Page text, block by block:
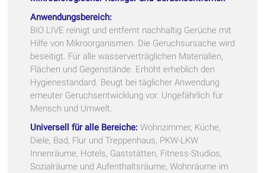
Anwendungsbereich:
BIO LIVE reinigt und entfernt nachhaltig Gerüche mit
Hilfe von Mikroorganismen. Die Geruchsursache wird
beseitigt. Für alle wasserverträglichen Materialien,
Flächen und Gegenstände. Erhöht erheblich den
Hygienestandard. Beugt bei täglicher Anwendung
erneuter Geruchsentwicklung vor. Ungefährlich für
Mensch und Umwelt.
Universell für alle Bereiche: Wohnzimmer, Küche,
Diele, Bad, Flur und Treppenhaus, PKW-LKW
Innenräume, Hotels, Gaststätten, Fitness-Studios,
Sozialräume und Aufenthaltsräume, Wohnräume im